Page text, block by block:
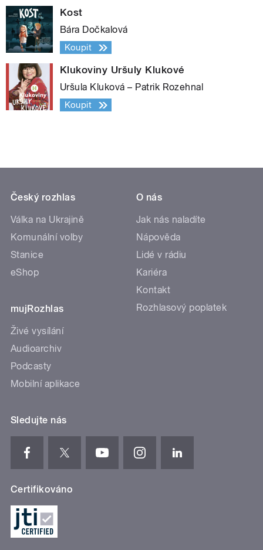
Kost
Bára Dočkalová
Koupit
Klukoviny Uršuly Klukové
Uršula Kluková – Patrik Rozehnal
Koupit
Český rozhlas
Válka na Ukrajině
Komunální volby
Stanice
eShop
mujRozhlas
Živé vysílání
Audioarchiv
Podcasty
Mobilní aplikace
O nás
Jak nás naladíte
Nápověda
Lidé v rádiu
Kariéra
Kontakt
Rozhlasový poplatek
Sledujte nás
Certifikováno